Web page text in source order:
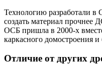
Технологию разработали
создать материал
ОСБ пришла в 2000-х
каркасного домостроения
Отличие от других